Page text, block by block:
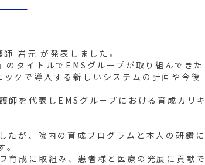
岩元 が発表しました。
タイトルでEMSグループが取り組んできた
クで導入する新しいシステムの計画や今後
師を代表しEMSグループにおける育成カリキ
たが、院内の育成プログラムと本人の研鑽に
育成に取組み、患者様と医療の発展に貢献で